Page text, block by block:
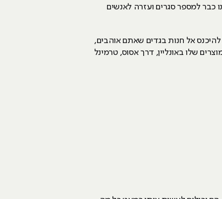
גרמה לנו כבר למספר סגרים ועזרה לאנשים
אל חנות בגדים שאתם אוהבים,
שלו באונליין, דרך אסוס, טרמינל